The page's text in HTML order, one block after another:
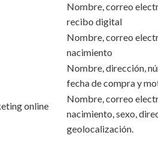
Nombre, correo
recibo digital
Nombre, correo
nacimiento
Nombre, dirección,
fecha de compra y
online
Nombre, correo
nacimiento, sexo,
geolocalización.